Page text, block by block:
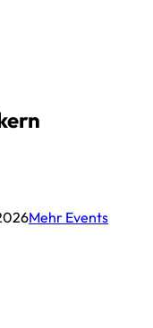
Mehr Events